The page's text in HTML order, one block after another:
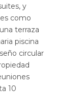
y
como
terraza
piscina
circular
10